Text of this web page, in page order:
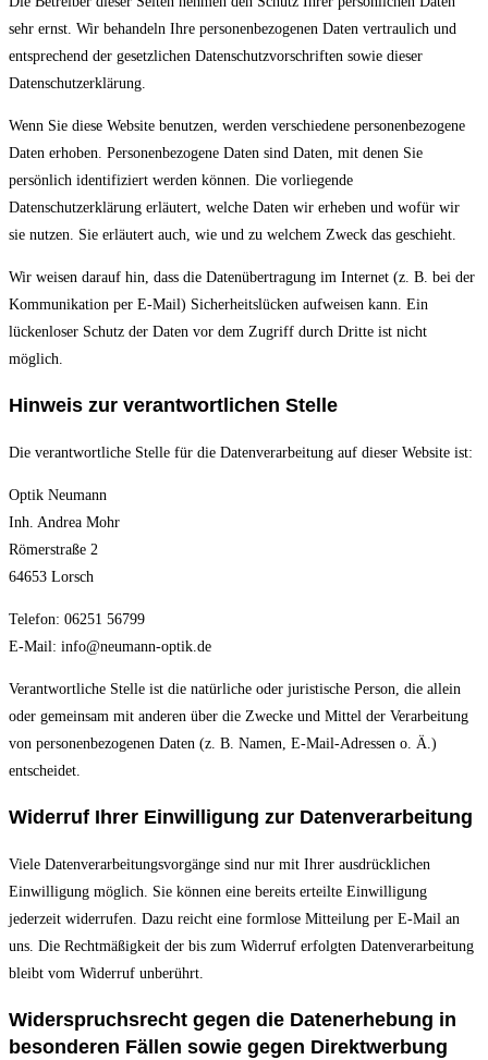
sehr ernst. Wir behandeln Ihre personenbezogenen Daten vertraulich und
entsprechend der gesetzlichen Datenschutzvorschriften sowie dieser
Datenschutzerklärung.
Wenn Sie diese Website benutzen, werden verschiedene personenbezogene
Daten erhoben. Personenbezogene Daten sind Daten, mit denen Sie
persönlich identifiziert werden können. Die vorliegende
Datenschutzerklärung erläutert, welche Daten wir erheben und wofür wir
sie nutzen. Sie erläutert auch, wie und zu welchem Zweck das geschieht.
Wir weisen darauf hin, dass die Datenübertragung im Internet (z. B. bei der
Kommunikation per E-Mail) Sicherheitslücken aufweisen kann. Ein
lückenloser Schutz der Daten vor dem Zugriff durch Dritte ist nicht
möglich.
Hinweis zur verantwortlichen Stelle
Die verantwortliche Stelle für die Datenverarbeitung auf dieser Website ist:
Optik Neumann
Inh. Andrea Mohr
Römerstraße 2
64653 Lorsch
Telefon: 06251 56799
E-Mail: info@neumann-optik.de
Verantwortliche Stelle ist die natürliche oder juristische Person, die allein
oder gemeinsam mit anderen über die Zwecke und Mittel der Verarbeitung
von personenbezogenen Daten (z. B. Namen, E-Mail-Adressen o. Ä.)
entscheidet.
Widerruf Ihrer Einwilligung zur Datenverarbeitung
Viele Datenverarbeitungsvorgänge sind nur mit Ihrer ausdrücklichen
Einwilligung möglich. Sie können eine bereits erteilte Einwilligung
jederzeit widerrufen. Dazu reicht eine formlose Mitteilung per E-Mail an
uns. Die Rechtmäßigkeit der bis zum Widerruf erfolgten Datenverarbeitung
bleibt vom Widerruf unberührt.
Widerspruchsrecht gegen die Datenerhebung in
besonderen Fällen sowie gegen Direktwerbung